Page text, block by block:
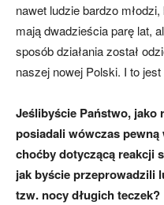
nawet ludzie bardzo
mają dwadzieścia parę lat,
sposób działania został
naszej nowej Polski. I to jest
Jeślibyście Państwo, jako
posiadali wówczas
choćby dotyczącą reakcji
jak byście przeprowadzili
tzw. nocy długich teczek?